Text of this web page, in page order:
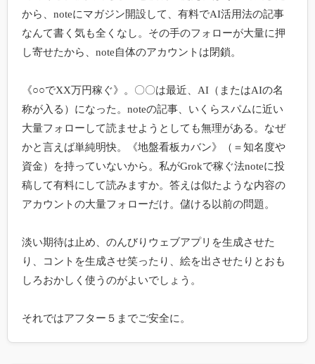
から、noteにマガジン開設して、有料でAI活用法の記事
なんて書く気も全くなし。その手のフォローが大量に押
し寄せたから、note自体のアカウントは閉鎖。
《○○でXX万円稼ぐ》。〇〇は最近、AI（またはAIの名
称が入る）になった。noteの記事、いくらスパムに近い
大量フォローして読ませようとしても無理がある。なぜ
かと言えば単純明快。《地盤看板カバン》（＝知名度や
資金）を持っていないから。私がGrokで稼ぐ法noteに投
稿して有料にして読みますか。答えは似たような内容の
アカウントの大量フォローだけ。儲ける以前の問題。
淡い期待は止め、のんびりウェブアプリを生成させた
り、コントを生成させ笑ったり、絵を出させたりとおも
しろおかしく使うのがよいでしょう。
それではアフター５までご安全に。